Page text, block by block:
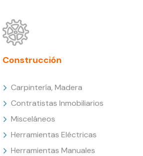
Construcción
Carpintería, Madera
Contratistas Inmobiliarios
Misceláneos
Herramientas Eléctricas
Herramientas Manuales